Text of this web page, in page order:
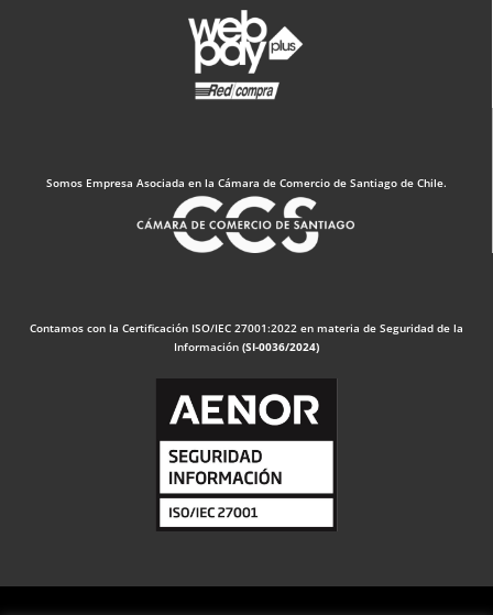
Somos Empresa Asociada en la Cámara de Comercio de Santiago de Chile.
Contamos con la Certificación ISO/IEC 27001:2022 en materia de Seguridad de la
Información (SI-0036/2024)